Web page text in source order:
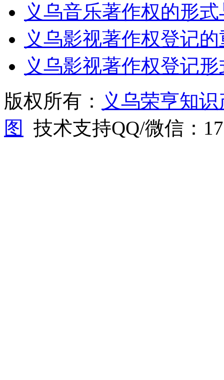
义乌音乐著作权的形
义乌影视著作权登记
义乌影视著作权登记
版权所有： 义乌荣亨知
图
技术支持QQ/微信：